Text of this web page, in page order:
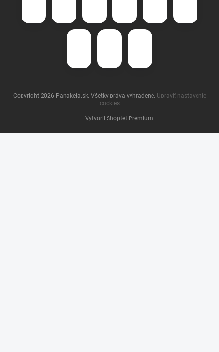
Vytvoril Shoptet Premium
Copyright 2026 Panakeia.sk. Všetky práva vyhradené. Upraviť nastavenie
cookies